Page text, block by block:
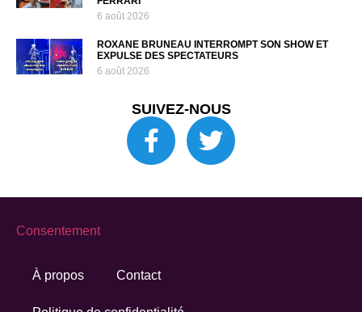
6 août 2026
ROXANE BRUNEAU INTERROMPT SON SHOW ET
EXPULSE DES SPECTATEURS
6 août 2026
SUIVEZ-NOUS
À propos Contact
Consentement